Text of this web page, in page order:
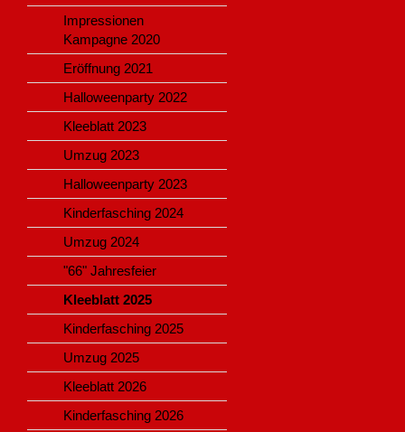
Impressionen
Kampagne 2020
Eröffnung 2021
Halloweenparty 2022
Kleeblatt 2023
Umzug 2023
Halloweenparty 2023
Kinderfasching 2024
Umzug 2024
"66" Jahresfeier
Kleeblatt 2025
Kinderfasching 2025
Umzug 2025
Kleeblatt 2026
Kinderfasching 2026